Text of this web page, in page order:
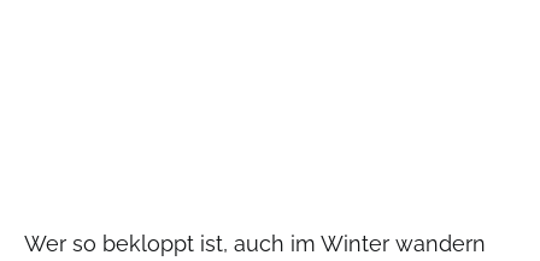
Wer so bekloppt ist, auch im Winter wandern